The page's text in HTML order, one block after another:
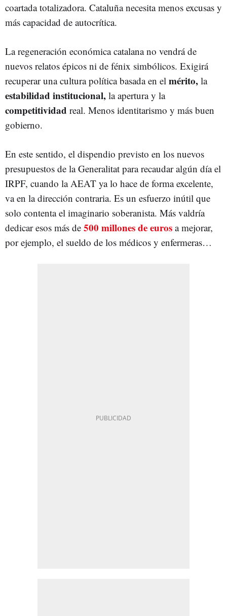
coartada totalizadora. Cataluña necesita menos excusas y
más capacidad de autocrítica.
La regeneración económica catalana no vendrá de
nuevos relatos épicos ni de fénix simbólicos. Exigirá
recuperar una cultura política basada en el mérito, la
estabilidad institucional, la apertura y la
competitividad real. Menos identitarismo y más buen
gobierno.
En este sentido, el dispendio previsto en los nuevos
presupuestos de la Generalitat para recaudar algún día el
IRPF, cuando la AEAT ya lo hace de forma excelente,
va en la dirección contraria. Es un esfuerzo inútil que
solo contenta el imaginario soberanista. Más valdría
dedicar esos más de 500 millones de euros a mejorar,
por ejemplo, el sueldo de los médicos y enfermeras…